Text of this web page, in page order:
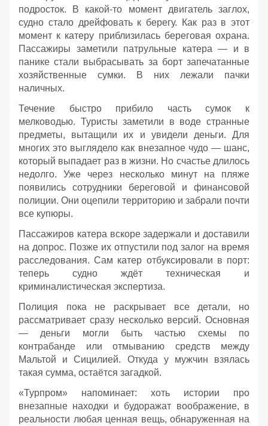
подросток. В какой‑то момент двигатель заглох,
судно стало дрейфовать к берегу. Как раз в этот
момент к катеру приблизилась береговая охрана.
Пассажиры заметили патрульные катера — и в
панике стали выбрасывать за борт запечатанные
хозяйственные сумки. В них лежали пачки
наличных.
Течение быстро прибило часть сумок к
мелководью. Туристы заметили в воде странные
предметы, вытащили их и увидели деньги. Для
многих это выглядело как внезапное чудо — шанс,
который выпадает раз в жизни. Но счастье длилось
недолго. Уже через несколько минут на пляже
появились сотрудники береговой и финансовой
полиции. Они оцепили территорию и забрали почти
все купюры.
Пассажиров катера вскоре задержали и доставили
на допрос. Позже их отпустили под залог на время
расследования. Сам катер отбуксировали в порт:
теперь судно ждёт техническая и
криминалистическая экспертиза.
Полиция пока не раскрывает все детали, но
рассматривает сразу несколько версий. Основная
— деньги могли быть частью схемы по
контрабанде или отмыванию средств между
Мальтой и Сицилией. Откуда у мужчин взялась
такая сумма, остаётся загадкой.
«Турпром» напоминает: хоть истории про
внезапные находки и будоражат воображение, в
реальности любая ценная вещь, обнаруженная на